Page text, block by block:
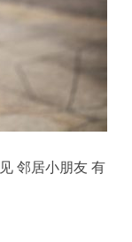
邻居小朋友 有